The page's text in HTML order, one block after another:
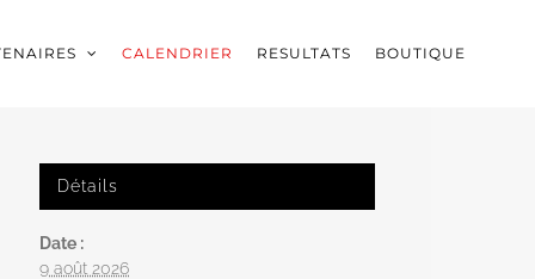
CALENDRIER RESULTATS BOUTIQUE
Détails
Date :
9 août 2026